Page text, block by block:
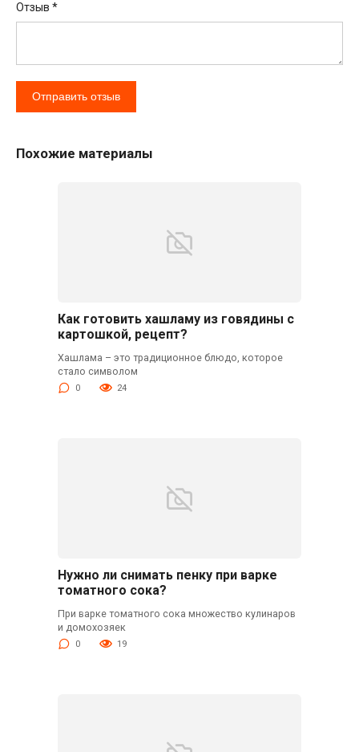
Отзыв *
Похожие материалы
Как готовить хашламу из говядины с
картошкой, рецепт?
Хашлама – это традиционное блюдо, которое
стало символом
0 24
Нужно ли снимать пенку при варке
томатного сока?
При варке томатного сока множество кулинаров
и домохозяек
0 19